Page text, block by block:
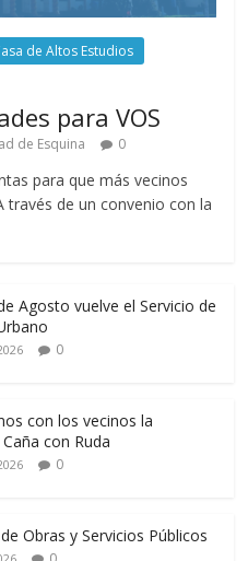
de Altos Estudios
para VOS
de Esquina 0
para que más vecinos
través de un convenio con la
Agosto vuelve el Servicio de
0
con los vecinos la
con Ruda
0
Obras y Servicios Públicos